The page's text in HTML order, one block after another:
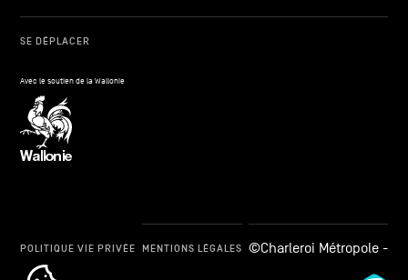
SE DÉPLACER
Avec le soutien de la Wallonie
cookie_notice_link
POLITIQUE VIE PRIVÉE MENTIONS LÉGALES ©Charleroi Métropole -